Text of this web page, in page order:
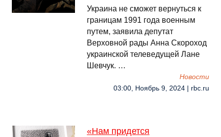
Украина не сможет вернуться к
границам 1991 года военным
путем, заявила депутат
Верховной рады Анна Скороход
украинской телеведущей Лане
Шевчук. …
Новости
03:00, Ноябрь 9, 2024 | rbc.ru
«Нам придется